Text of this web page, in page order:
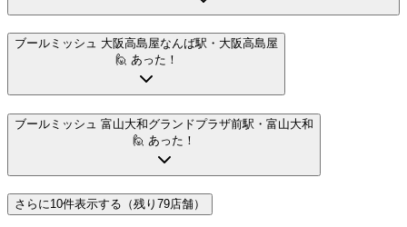
ブールミッシュ 大阪高島屋なんば駅 ・大阪高島屋
🙋 あった！
ブールミッシュ 富山大和グランドプラザ前駅 ・富山大和
🙋 あった！
さらに10件表示する（残り79店舗）